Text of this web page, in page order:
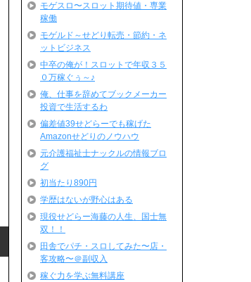
モゲスロ〜スロット期待値・専業
稼働
モゲルド～せどり転売・節約・ネ
ットビジネス
中卒の俺が！スロットで年収３５
０万稼ぐぅ～♪
俺、仕事を辞めてブックメーカー
投資で生活するわ
偏差値39せどらーでも稼げた
Amazonせどりのノウハウ
元介護福祉士ナックルの情報ブロ
グ
初当たり890円
学歴はないが野心はある
現役せどらー海藤の人生、国士無
双！！
田舎でパチ・スロしてみた〜店・
客攻略〜＠副収入
稼ぐ力を学ぶ無料講座